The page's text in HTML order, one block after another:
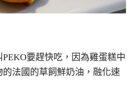
PEKO要趕快吃，因為雞蛋糕中
的法國的草飼鮮奶油，融化速